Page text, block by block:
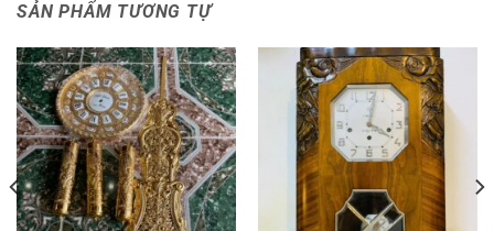
SẢN PHẨM TƯƠNG TỰ